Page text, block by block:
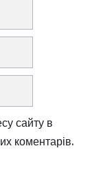
сайту в
коментарів.